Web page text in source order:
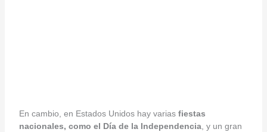
En cambio, en Estados Unidos hay varias fiestas
nacionales, como el Día de la Independencia, y un gran